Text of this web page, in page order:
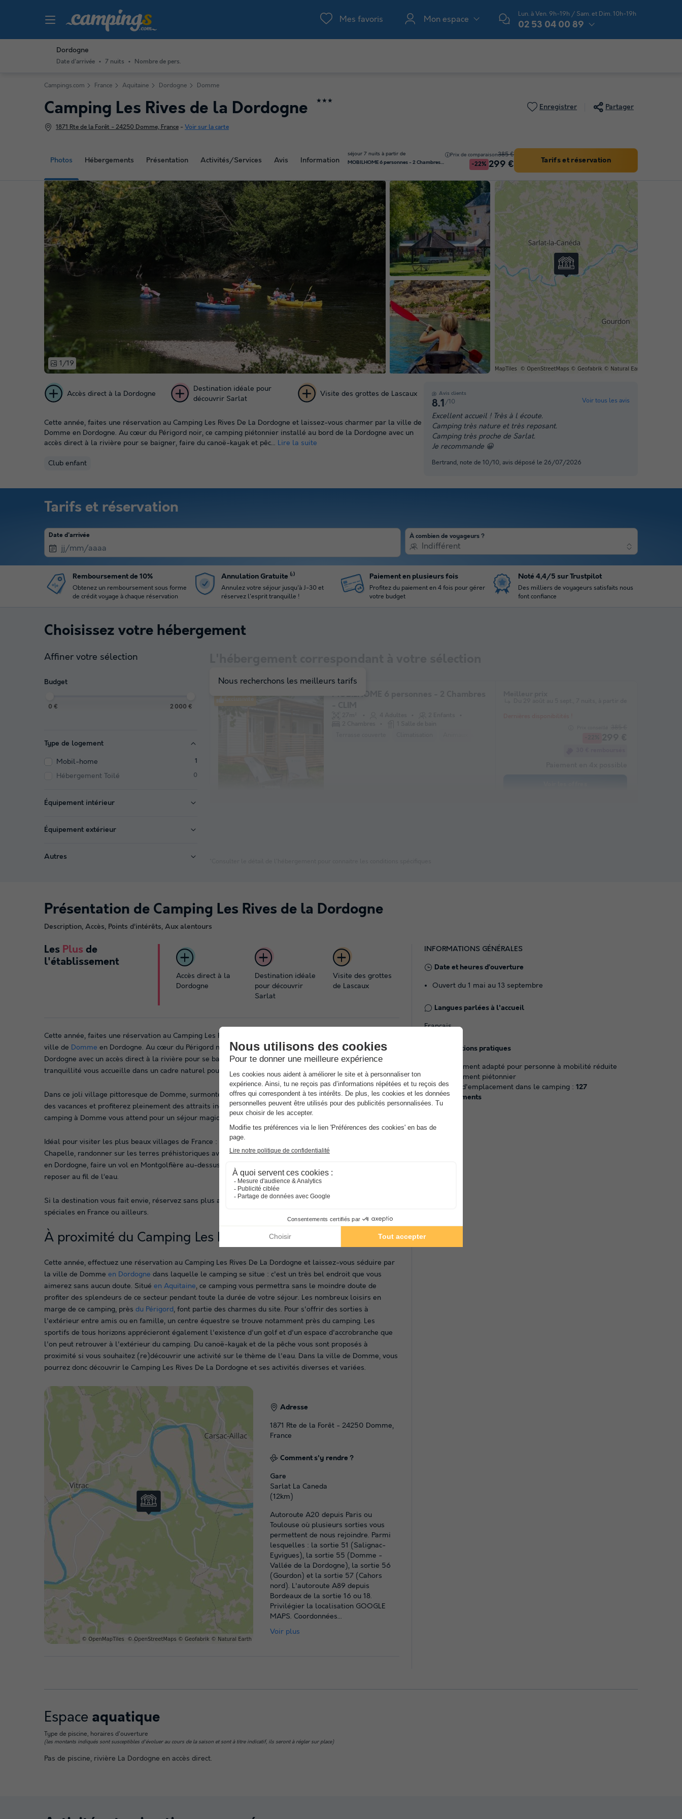
Mes favoris Mon espace
Lun. à Ven. 9h-19h / Sam. et Dim. 10h-19h
02 53 04 00 89
Dordogne
Date d'arrivée 7 nuits Nombre de pers.
Campings.com France Aquitaine Dordogne Domme
Photos Hébergements Présentation Activités/Services Avis Information
séjour 7 nuits à partir de
MOBILHOME 6 personnes - 2 Chambres - CLIM
Prix de comparaison385 €
-22% 299 € Tarifs et réservation
Camping Les Rives de la Dordogne ★★★
Enregistrer Partager
1871 Rte de la Forêt - 24250 Domme, France - Voir sur la carte
photos
1/19
Avis clients
8.1 /10 Voir tous les avis
Excellent accueil ! Très à l écoute.
Camping très nature et très reposant.
Camping très proche de Sarlat.
Je recommande 😀
Bertrand, note de 10/10, avis déposé le 26/07/2026
Accès direct à la Dordogne
Destination idéale pour
découvrir Sarlat
Visite des grottes de Lascaux
Cette année, faites une réservation au Camping Les Rives De La Dordogne et laissez-vous charmer par la ville de
Domme en Dordogne. Au cœur du Périgord noir, ce camping piétonnier installé au bord de la Dordogne avec un
accès direct à la rivière pour se baigner, faire du canoë-kayak et pêc... Lire la suite
Club enfant
Tarifs et réservation
Date d'arrivée À combien de voyageurs ?
Indifférent
Remboursement de 10%
Obtenez un remboursement sous forme
de crédit voyage à chaque réservation
Annulation Gratuite ⁽¹⁾
Annulez votre séjour jusqu'à J-30 et
réservez l'esprit tranquille !
Paiement en plusieurs fois
Profitez du paiement en 4 fois pour gérer
votre budget
Noté 4,4/5 sur Trustpilot
Des milliers de voyageurs satisfaits nous
font confiance
Choisissez votre hébergement
Affiner votre sélection
Budget
0 € 2 000 €
Type de logement
Mobil-home 1
Hébergement Toilé 0
Équipement intérieur
Équipement extérieur
Autres
MOBILHOME 6 personnes - 2 Chambres
Nous recherchons les meilleurs tarifs
Présentation de Camping Les Rives de la Dordogne
Description, Accès, Points d’intérêts, Aux alentours
Les Plus de
l'établissement
Accès direct à la
Dordogne
Destination idéale
pour découvrir
Sarlat
Visite des grottes
de Lascaux
Cette année, faites une réservation au Camping Les Rives De La Dordogne et laissez-vous charmer par la
ville de Domme en Dordogne. Au cœur du Périgord noir, ce camping piétonnier installé au bord de la
Dordogne avec un accès direct à la rivière pour se baigner, faire du canoë-kayak et pêcher en toute
tranquillité vous accueille dans un cadre naturel pour des vacances reposantes.
Dans ce joli village pittoresque de Domme, surmonté de sa Bastide, vous apprécierez l'atmosphère douce
des vacances et profiterez pleinement des attraits incroyables de cette région du Sud-Ouest. Ce beau
camping à Domme vous attend pour un séjour magique en pleine nature.
Idéal pour visiter les plus beaux villages de France : La Roque Gageac, Sarlat-la-Canéda, Castelnaud-la-
Chapelle, randonner sur les terres préhistoriques avec petits et grands, pratiquer de nombreuses activités
en Dordogne, faire un vol en Montgolfière au-dessus des châteaux, visiter la grotte de Lascaux ou se
reposer au fil de l’eau.
Si la destination vous fait envie, réservez sans plus attendre sur Campings.com pour profiter de nos offres
spéciales en France ou ailleurs.
À proximité du Camping Les Rives De La Dordogne
Cette année, effectuez une réservation au Camping Les Rives De La Dordogne et laissez-vous séduire par
la ville de Domme en Dordogne dans laquelle le camping se situe : c'est un très bel endroit que vous
aimerez sans aucun doute. Situé en Aquitaine, ce camping vous permettra sans le moindre doute de
profiter des splendeurs de ce secteur pendant toute la durée de votre séjour. Les nombreux loisirs en
marge de ce camping, près du Périgord, font partie des charmes du site. Pour s'offrir des sorties à
l'extérieur entre amis ou en famille, un centre équestre se trouve notamment près du camping. Les
sportifs de tous horizons apprécieront également l'existence d'un golf et d'un espace d'accrobranche que
l'on peut retrouver à l'extérieur du camping. Du canoë-kayak et de la pêche vous sont proposés à
proximité si vous souhaitez (re)découvrir une activité sur le thème de l'eau. Dans la ville de Domme, vous
pourrez donc découvrir le Camping Les Rives De La Dordogne et ses activités diverses et variées.
Adresse
1871 Rte de la Forêt - 24250 Domme,
France
Comment s'y rendre ?
Gare
Sarlat La Caneda
(12km)
Autoroute A20 depuis Paris ou
Toulouse où plusieurs sorties vous
permettent de nous rejoindre. Parmi
lesquelles : la sortie 51 (Salignac-
Eyvigues), la sortie 55 (Domme -
Vallée de la Dordogne), la sortie 56
(Gourdon) et la sortie 57 (Cahors
nord). L'autoroute A89 depuis
Bordeaux de la sortie 16 ou 18.
Privilégier la localisation GOOGLE
MAPS. Coordonnées...
Voir plus
INFORMATIONS GÉNÉRALES
Date et heures d’ouverture
Ouvert du 1 mai au 13 septembre
Langues parlées à l'accueil
Français
Informations pratiques
Établissement adapté pour personne à mobilité réduite
Établissement piétonnier
Nombre d'emplacement dans le camping :127
emplacements
NRA :
Espace aquatique
Type de piscine, horaires d'ouverture
(les montants indiqués sont susceptibles d'évoluer au cours de la saison et sont à titre indicatif, ils seront à régler sur place)
Pas de piscine, rivière La Dordogne en accès direct.